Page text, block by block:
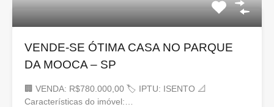
VENDE-SE ÓTIMA CASA NO PARQUE
DA MOOCA – SP
🏢 VENDA: R$780.000,00 🏷 IPTU: ISENTO 📐
Características do imóvel:…